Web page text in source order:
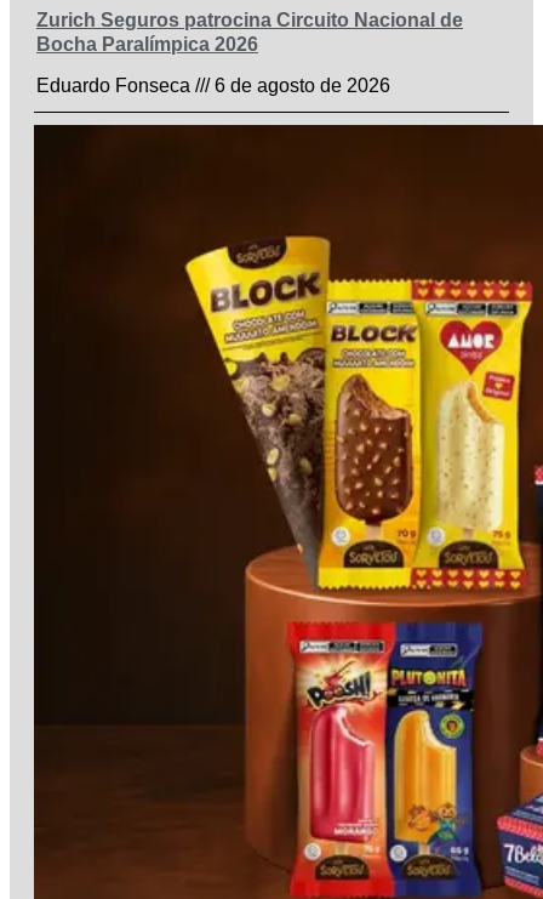
Zurich Seguros patrocina Circuito Nacional de
Bocha Paralímpica 2026
Eduardo Fonseca
6 de agosto de 2026